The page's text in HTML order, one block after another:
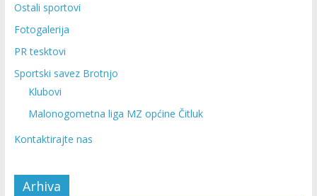
Ostali sportovi
Fotogalerija
PR tesktovi
Sportski savez Brotnjo
Klubovi
Malonogometna liga MZ općine Čitluk
Kontaktirajte nas
Arhiva